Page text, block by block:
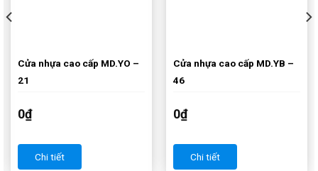
Cửa nhựa cao cấp MD.YO –
21
0₫
Chi tiết
Cửa nhựa cao cấp MD.YB –
46
0₫
Chi tiết